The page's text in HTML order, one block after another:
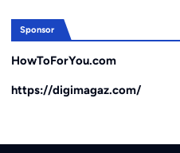
Sponsor
HowToForYou.com
https://digimagaz.com/